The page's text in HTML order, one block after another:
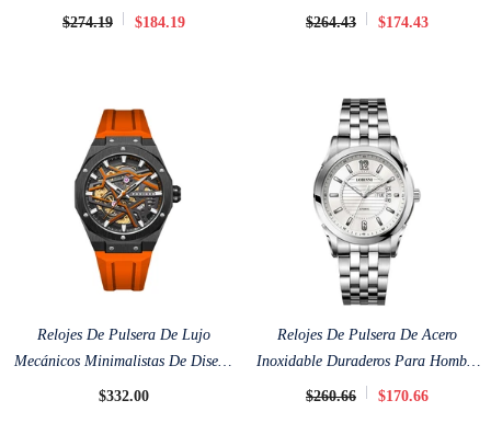
Mm
$274.19 $184.19
Damas De 33 Mm
$264.43 $174.43
Relojes De Pulsera De Lujo
Mecánicos Minimalistas De Diseño
Poniger De 40 Mm
$332.00
Relojes De Pulsera De Acero
Inoxidable Duraderos Para Hombre
De Lobinni De 41,5 Mm
$260.66 $170.66